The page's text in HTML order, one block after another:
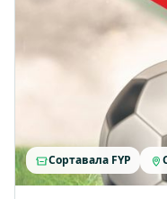
Сортавала FYP